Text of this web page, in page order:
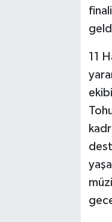
11